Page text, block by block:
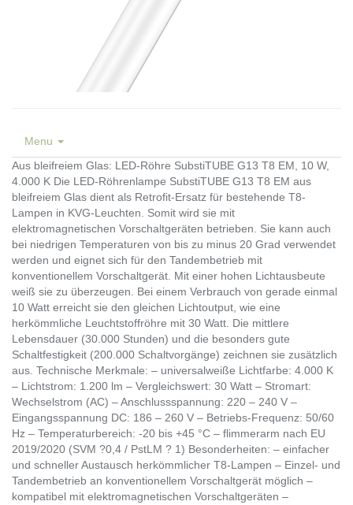
Menu
Aus bleifreiem Glas: LED-Röhre SubstiTUBE G13 T8 EM, 10 W,
4.000 K Die LED-Röhrenlampe SubstiTUBE G13 T8 EM aus
bleifreiem Glas dient als Retrofit-Ersatz für bestehende T8-
Lampen in KVG-Leuchten. Somit wird sie mit
elektromagnetischen Vorschaltgeräten betrieben. Sie kann auch
bei niedrigen Temperaturen von bis zu minus 20 Grad verwendet
werden und eignet sich für den Tandembetrieb mit
konventionellem Vorschaltgerät. Mit einer hohen Lichtausbeute
weiß sie zu überzeugen. Bei einem Verbrauch von gerade einmal
10 Watt erreicht sie den gleichen Lichtoutput, wie eine
herkömmliche Leuchtstoffröhre mit 30 Watt. Die mittlere
Lebensdauer (30.000 Stunden) und die besonders gute
Schaltfestigkeit (200.000 Schaltvorgänge) zeichnen sie zusätzlich
aus. Technische Merkmale: – universalweiße Lichtfarbe: 4.000 K
– Lichtstrom: 1.200 lm – Vergleichswert: 30 Watt – Stromart:
Wechselstrom (AC) – Anschlussspannung: 220 – 240 V –
Eingangsspannung DC: 186 – 260 V – Betriebs-Frequenz: 50/60
Hz – Temperaturbereich: -20 bis +45 °C – flimmerarm nach EU
2019/2020 (SVM ?0,4 / PstLM ? 1) Besonderheiten: – einfacher
und schneller Austausch herkömmlicher T8-Lampen – Einzel- und
Tandembetrieb an konventionellem Vorschaltgerät möglich –
kompatibel mit elektromagnetischen Vorschaltgeräten –